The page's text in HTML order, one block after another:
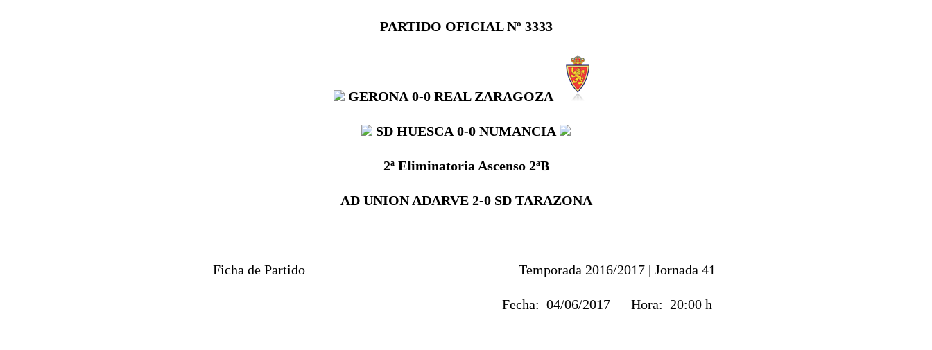
PARTIDO OFICIAL Nº 3333
GERONA 0-0 REAL ZARAGOZA
SD HUESCA 0-0 NUMANCIA
2ª Eliminatoria Ascenso 2ªB
AD UNION ADARVE 2-0 SD TARAZONA
Ficha de Partido Temporada 2016/2017 | Jornada 41
Fecha: 04/06/2017 Hora: 20:00 h